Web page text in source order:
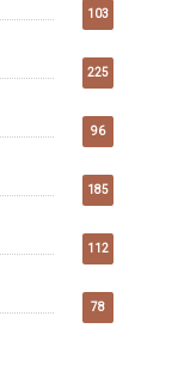
103
225
96
185
112
78